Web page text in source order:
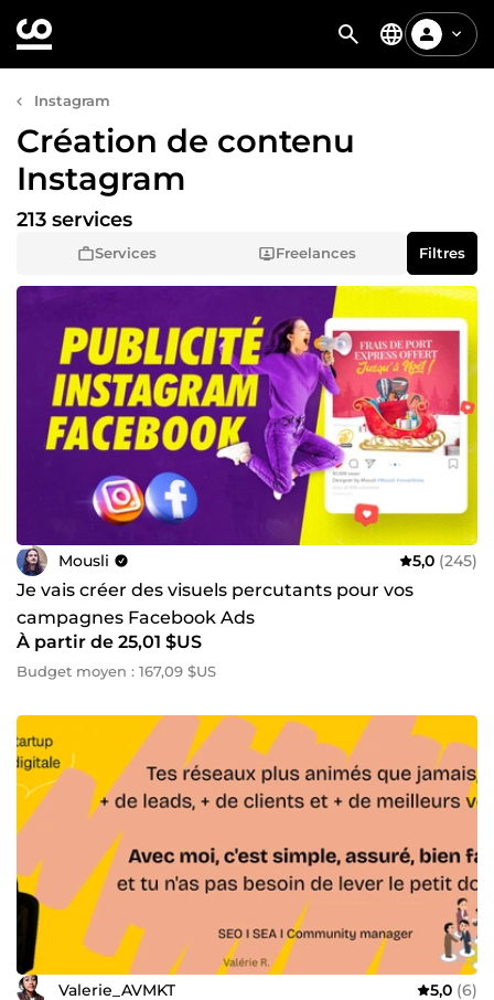
Instagram
Création de contenu
Instagram
Services Freelances
213 services
Filtres
Mousli 5,0 (245)
Je vais créer des visuels percutants pour vos
campagnes Facebook Ads
À partir de 25,01 $US
Budget moyen : 167,09 $US
Valerie_AVMKT 5,0 (6)